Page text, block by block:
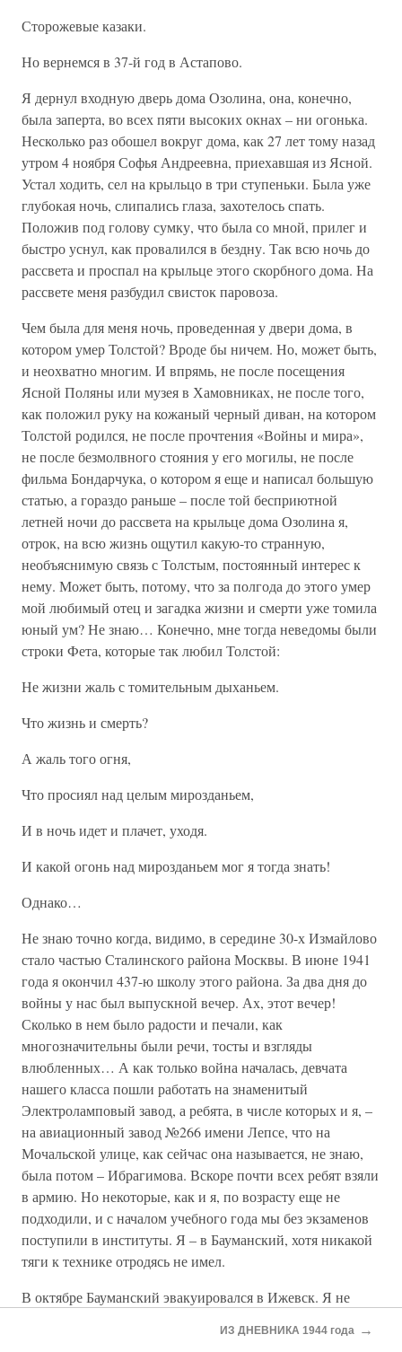
Сторожевые казаки.
Но вернемся в 37-й год в Астапово.
Я дернул входную дверь дома Озолина, она, конечно,
была заперта, во всех пяти высоких окнах – ни огонька.
Несколько раз обошел вокруг дома, как 27 лет тому назад
утром 4 ноября Софья Андреевна, приехавшая из Ясной.
Устал ходить, сел на крыльцо в три ступеньки. Была уже
глубокая ночь, слипались глаза, захотелось спать.
Положив под голову сумку, что была со мной, прилег и
быстро уснул, как провалился в бездну. Так всю ночь до
рассвета и проспал на крыльце этого скорбного дома. На
рассвете меня разбудил свисток паровоза.
Чем была для меня ночь, проведенная у двери дома, в
котором умер Толстой? Вроде бы ничем. Но, может быть,
и неохватно многим. И впрямь, не после посещения
Ясной Поляны или музея в Хамовниках, не после того,
как положил руку на кожаный черный диван, на котором
Толстой родился, не после прочтения «Войны и мира»,
не после безмолвного стояния у его могилы, не после
фильма Бондарчука, о котором я еще и написал большую
статью, а гораздо раньше – после той бесприютной
летней ночи до рассвета на крыльце дома Озолина я,
отрок, на всю жизнь ощутил какую-то странную,
необъяснимую связь с Толстым, постоянный интерес к
нему. Может быть, потому, что за полгода до этого умер
мой любимый отец и загадка жизни и смерти уже томила
юный ум? Не знаю… Конечно, мне тогда неведомы были
строки Фета, которые так любил Толстой:
Не жизни жаль с томительным дыханьем.
Что жизнь и смерть?
А жаль того огня,
Что просиял над целым мирозданьем,
И в ночь идет и плачет, уходя.
И какой огонь над мирозданьем мог я тогда знать!
Однако…
Не знаю точно когда, видимо, в середине 30-х Измайлово
стало частью Сталинского района Москвы. В июне 1941
года я окончил 437-ю школу этого района. За два дня до
войны у нас был выпускной вечер. Ах, этот вечер!
Сколько в нем было радости и печали, как
многозначительны были речи, тосты и взгляды
влюбленных… А как только война началась, девчата
нашего класса пошли работать на знаменитый
Электроламповый завод, а ребята, в числе которых и я, –
на авиационный завод №266 имени Лепсе, что на
Мочальской улице, как сейчас она называется, не знаю,
была потом – Ибрагимова. Вскоре почти всех ребят взяли
в армию. Но некоторые, как и я, по возрасту еще не
подходили, и с началом учебного года мы без экзаменов
поступили в институты. Я – в Бауманский, хотя никакой
тяги к технике отродясь не имел.
В октябре Бауманский эвакуировался в Ижевск. Я не
Измайловскую прядильно-ткацкую фабрику, где мать,
ИЗ ДНЕВНИКА 1944 года →